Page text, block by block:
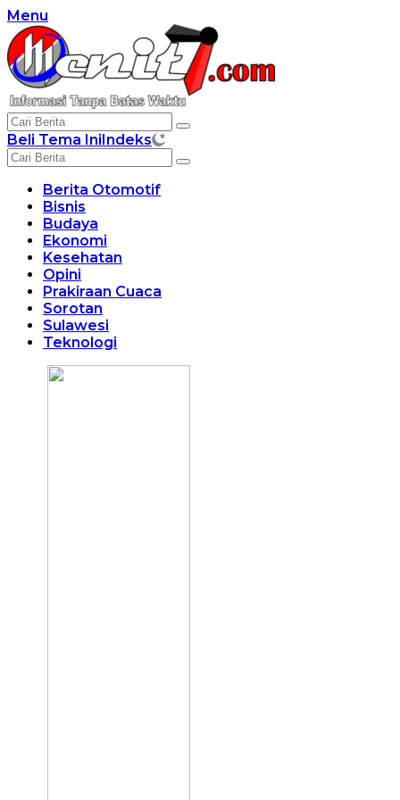
Langsung
ke
konten
Menu
Beli Tema IniIndeks
Berita Otomotif
Bisnis
Budaya
Ekonomi
Kesehatan
Opini
Prakiraan Cuaca
Sorotan
Sulawesi
Teknologi